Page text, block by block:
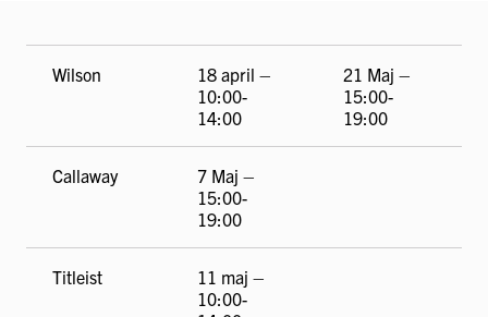
Wilson
18 april –
10:00-
14:00
21 Maj –
15:00-
19:00
Callaway
7 Maj –
15:00-
19:00
Titleist
11 maj –
10:00-